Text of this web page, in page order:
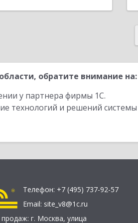
обратите внимание на:
у партнера фирмы 1С.
технологий и решений
Телефон: +7 (495) 737-92-57
Email: site_v8@1c.ru
г. Москва, улица